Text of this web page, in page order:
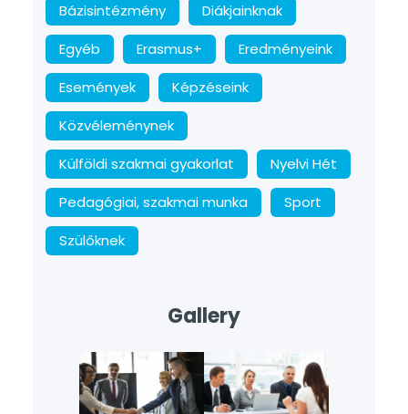
Bázisintézmény
Diákjainknak
Egyéb
Erasmus+
Eredményeink
Események
Képzéseink
Közvéleménynek
Külföldi szakmai gyakorlat
Nyelvi Hét
Pedagógiai, szakmai munka
Sport
Szülőknek
Gallery